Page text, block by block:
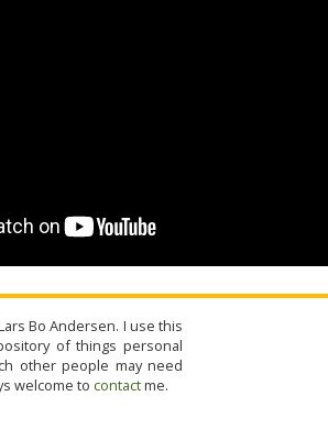
Bo Andersen. I use this
of things personal
other people may need
welcome to contactme.